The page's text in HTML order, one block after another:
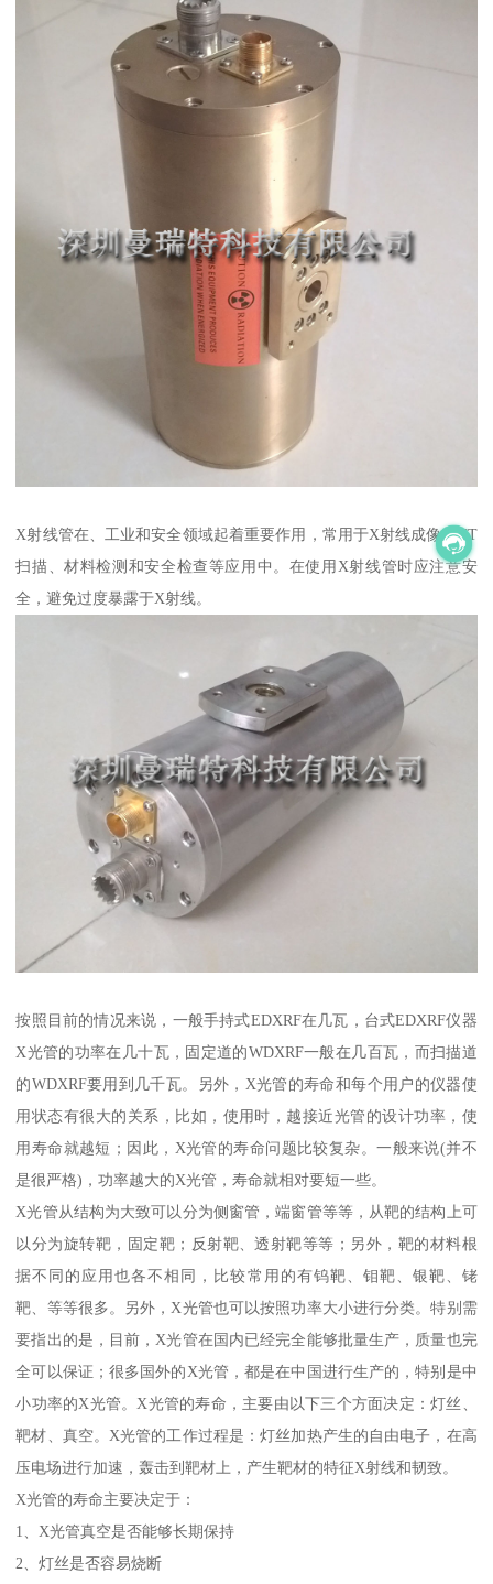
X射线管在、工业和安全领域起着重要作用，常用于X射线成像、CT
扫描、材料检测和安全检查等应用中。在使用X射线管时应注意安
全，避免过度暴露于X射线。
按照目前的情况来说，一般手持式EDXRF在几瓦，台式EDXRF仪器
X光管的功率在几十瓦，固定道的WDXRF一般在几百瓦，而扫描道
的WDXRF要用到几千瓦。另外，X光管的寿命和每个用户的仪器使
用状态有很大的关系，比如，使用时，越接近光管的设计功率，使
用寿命就越短；因此，X光管的寿命问题比较复杂。一般来说(并不
是很严格)，功率越大的X光管，寿命就相对要短一些。
X光管从结构为大致可以分为侧窗管，端窗管等等，从靶的结构上可
以分为旋转靶，固定靶；反射靶、透射靶等等；另外，靶的材料根
据不同的应用也各不相同，比较常用的有钨靶、钼靶、银靶、铑
靶、等等很多。另外，X光管也可以按照功率大小进行分类。特别需
要指出的是，目前，X光管在国内已经完全能够批量生产，质量也完
全可以保证；很多国外的X光管，都是在中国进行生产的，特别是中
小功率的X光管。X光管的寿命，主要由以下三个方面决定：灯丝、
靶材、真空。X光管的工作过程是：灯丝加热产生的自由电子，在高
压电场进行加速，轰击到靶材上，产生靶材的特征X射线和韧致。
X光管的寿命主要决定于：
1、X光管真空是否能够长期保持
2、灯丝是否容易烧断